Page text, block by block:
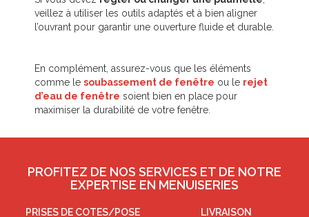
veillez à utiliser les outils adaptés et à bien aligner
l’ouvrant pour garantir une ouverture fluide et durable.
En complément, assurez-vous que les éléments
comme le soubassement de fenêtre ou le rejet
d’eau de fenêtre soient bien en place pour
maximiser la durabilité de votre fenêtre.
PROFITEZ DE NOS SERVICES ET DE NOTRE
EXPERTISE EN MENUISERIES
PRISES DE COTES/POSE LIVRAISON